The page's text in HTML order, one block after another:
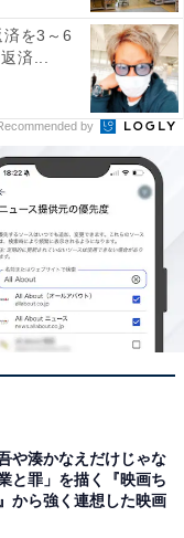
を3～6
済...
by
や湊かなえだけじゃな
と罪」を描く『映画ち
から強く連想した映画